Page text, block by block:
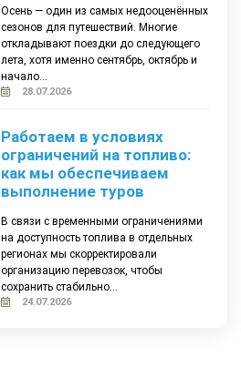
Осень — один из самых недооценённых
сезонов для путешествий. Многие
откладывают поездки до следующего
лета, хотя именно сентябрь, октябрь и
начало...
28.07.2026
Работаем в условиях
ограничений на топливо:
как мы обеспечиваем
выполнение туров
В связи с временными ограничениями
на доступность топлива в отдельных
регионах мы скорректировали
организацию перевозок, чтобы
сохранить стабильно...
24.07.2026